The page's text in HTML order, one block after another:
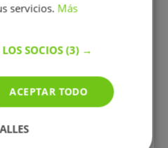
la chica majisima y
y sigue haciendolo
servicios. Más
SOCIOS(3) →
ACEPTAR TODO